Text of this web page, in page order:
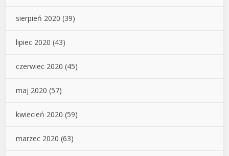
sierpień 2020 (39)
lipiec 2020 (43)
czerwiec 2020 (45)
maj 2020 (57)
kwiecień 2020 (59)
marzec 2020 (63)